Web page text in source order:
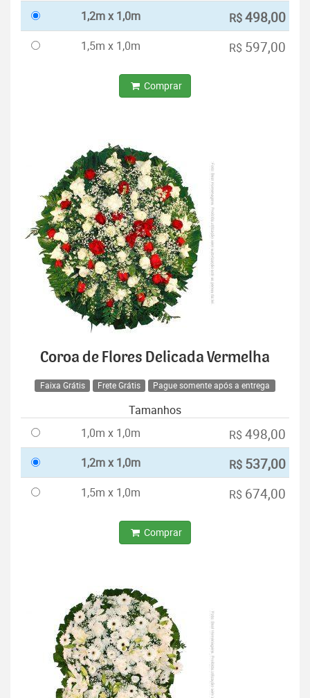
1,2m x 1,0m R$498,00
1,5m x 1,0m R$ 597,00
Comprar
Coroa de Flores Delicada Vermelha
Faixa Grátis Frete Grátis Pague somente após a entrega
Tamanhos
1,0m x 1,0m
R$ 498,00
1,2m x 1,0m R$ 537,00
1,5m x 1,0m R$ 674,00
Comprar